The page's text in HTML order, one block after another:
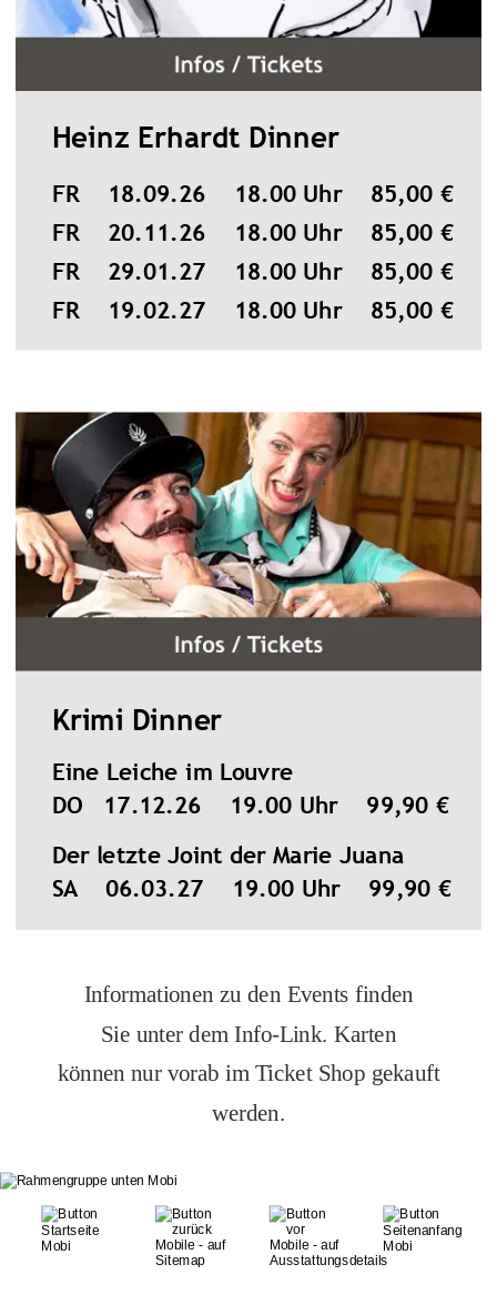
Heinz Erhardt Dinner
FR    18.09.26    18.00 Uhr    85,00 €
FR    20.11.26    18.00 Uhr    85,00 €
FR    29.01.27    18.00 Uhr    85,00 €
FR    19.02.27    18.00 Uhr    85,00 €
Krimi Dinner
Eine Leiche im Louvre
DO   17.12.26    19.00 Uhr    99,90 €
Der letzte Joint der Marie Juana
SA    06.03.27    19.00 Uhr    99,90 €
Informationen zu den Events finden
Sie unter dem Info-Link. Karten
können nur vorab im Ticket Shop gekauft
werden.